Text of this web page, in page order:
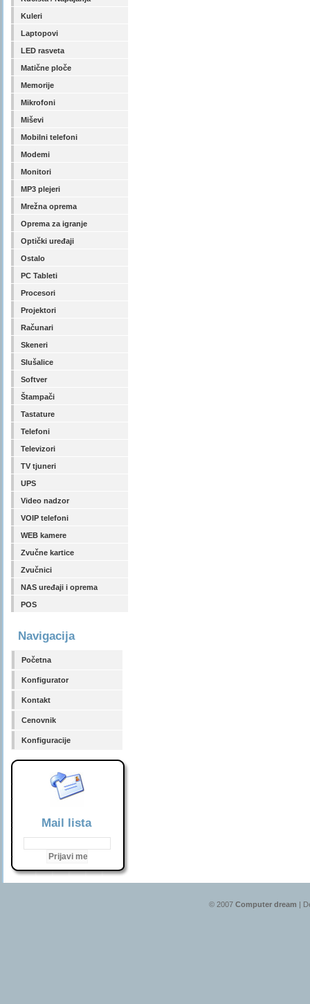
Kuleri
Laptopovi
LED rasveta
Matične ploče
Memorije
Mikrofoni
Miševi
Mobilni telefoni
Modemi
Monitori
MP3 plejeri
Mrežna oprema
Oprema za igranje
Optički uređaji
Ostalo
PC Tableti
Procesori
Projektori
Računari
Skeneri
Slušalice
Softver
Štampači
Tastature
Telefoni
Televizori
TV tjuneri
UPS
Video nadzor
VOIP telefoni
WEB kamere
Zvučne kartice
Zvučnici
NAS uređaji i oprema
POS
Navigacija
Početna
Konfigurator
Kontakt
Cenovnik
Konfiguracije
Mail lista
© 2007 Computer dream |